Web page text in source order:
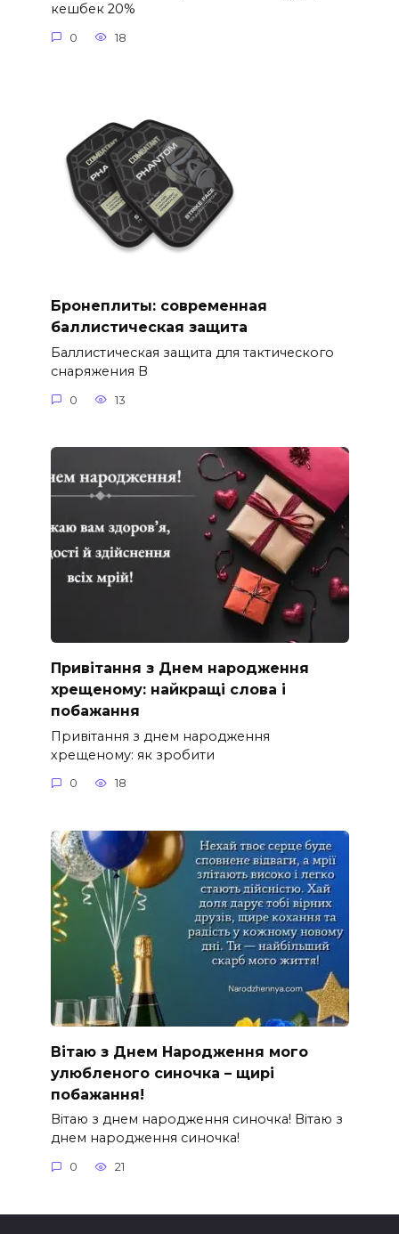
кешбек 20%
0 18
Бронеплиты: современная
баллистическая защита
Баллистическая защита для тактического
снаряжения В
0 13
Привітання з Днем народження
хрещеному: найкращі слова і
побажання
Привітання з днем народження
хрещеному: як зробити
0 18
Вітаю з Днем Народження мого
улюбленого синочка – щирі
побажання!
Вітаю з днем народження синочка! Вітаю з
днем народження синочка!
0 21